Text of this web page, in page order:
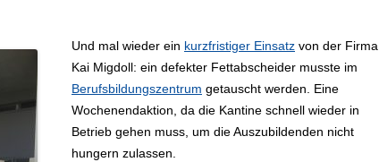
Und mal wieder ein kurzfristiger Einsatz von der Firma
Kai Migdoll: ein defekter Fettabscheider musste im
Berufsbildungszentrum getauscht werden. Eine
Wochenendaktion, da die Kantine schnell wieder in
Betrieb gehen muss, um die Auszubildenden nicht
hungern zulassen.